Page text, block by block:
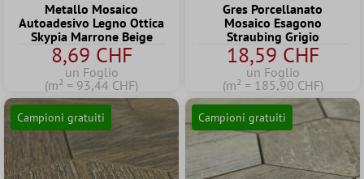
Metallo Mosaico
Autoadesivo Legno Ottica
Skypia Marrone Beige
8,69 CHF
un Foglio
(m² = 93,44 CHF)
Gres Porcellanato
Mosaico Esagono
Straubing Grigio
18,59 CHF
un Foglio
(m² = 185,90 CHF)
Campioni gratuiti Campioni gratuiti